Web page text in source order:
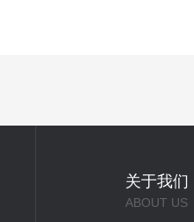
关于我们
ABOUT US